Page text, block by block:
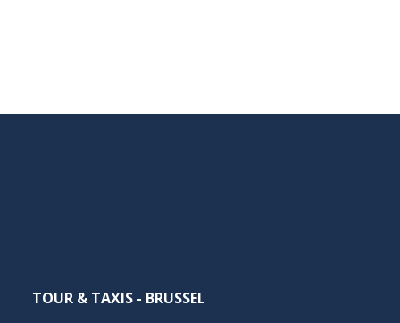
TOUR & TAXIS - BRUSSEL